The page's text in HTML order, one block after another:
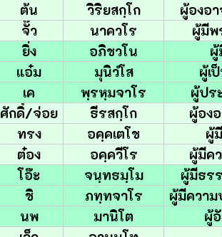
ต้น วิริยสกฺโก
ผู้องอ
จั๊ว นาควโร
ผู้มีพ
ยิ่ง อภิชวโน
ผู้
แอ๋ม มุนิวํโส
ผู้เ
เค พฺรหฺมจาโร
ผู้ปร
ศักดิ์/จ่อย ธีรสกฺโก
ผู้อง
ทรง อคฺคเตโช
ผู้
ต๋อง อคฺควีโร
ผู้มีค
โอ๊ะ จนฺทธมฺโม
ผู้มีธร
ชิ ภทฺทจาโร
ผู้มีความ
นพ มานิโต
ผู้